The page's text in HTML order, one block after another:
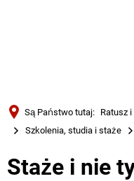
Są Państwo tutaj: Ratusz
Szkolenia, studia i staże
Staże i nie